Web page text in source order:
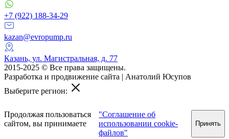
+7 (922) 188-34-29
kazan@evropump.ru
Казань, ​ул. Магистральная, д. 77
2015-2025 © Все права защищены.
Разработка и продвижение сайта | Анатолий Юсупов
Выберите регион:
Продолжая пользоваться
сайтом, вы принимаете
"Соглашение об
использовании cookie-
файлов"
Принять